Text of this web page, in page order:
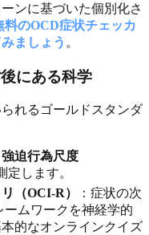
ンに基づいた個別化さ
料のOCD症状チェッカ
ましょう 。
にある科学
れるゴールドスタンダ
迫行為尺度
定します。
（OCI-R）
：症状の次
ムワークを神経学的
的なオンラインクイズ